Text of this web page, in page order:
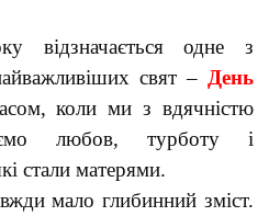
відзначається одне з
свят – День
коли ми з вдячністю
любов, турботу і
стали матерями.
мало глибинний зміст.